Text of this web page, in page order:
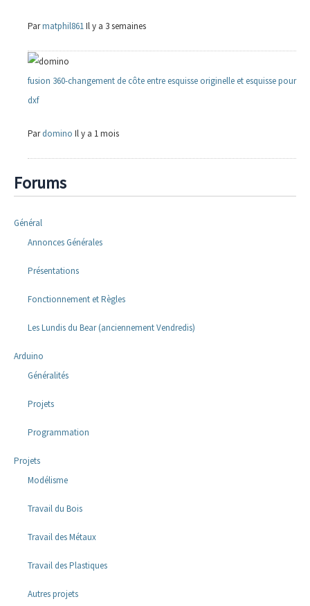
Parmatphil861Il y a 3 semaines
fusion 360-changement de côte entre esquisse originelle et esquisse pour
dxf
Pardomino Il y a 1 mois
Forums
Général
Annonces Générales
Présentations
Fonctionnement et Règles
Les Lundis du Bear (anciennement Vendredis)
Arduino
Généralités
Projets
Programmation
Projets
Modélisme
Travail du Bois
Travail des Métaux
Travail des Plastiques
Autres projets